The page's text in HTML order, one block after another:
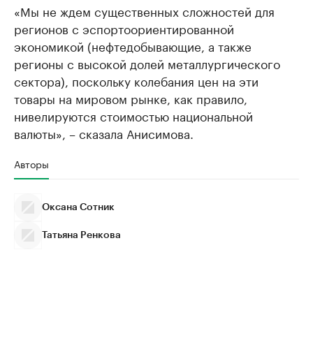
«Мы не ждем существенных сложностей для
регионов с эспортоориентированной
экономикой (нефтедобывающие, а также
регионы с высокой долей металлургического
сектора), поскольку колебания цен на эти
товары на мировом рынке, как правило,
нивелируются стоимостью национальной
валюты», – сказала Анисимова.
Авторы
Оксана Сотник
Татьяна Ренкова